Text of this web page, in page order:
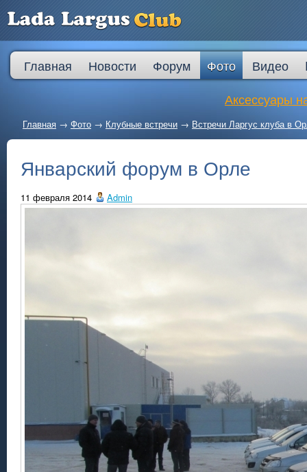
Главная Новости Форум Фото Видео
Аксессуары
Главная → Фото → Клубные встречи → Встречи Ларгус клуба в
Январский форум в Орле
11 февраля 2014 Admin